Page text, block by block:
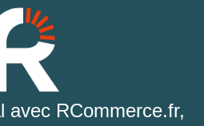
avec RCommerce.fr,